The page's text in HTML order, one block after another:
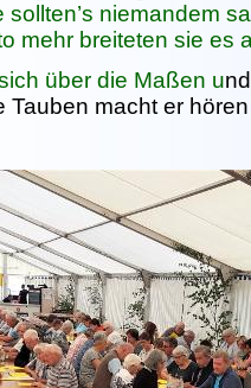
niemandem
mehr breiteten sie es
über die Maßen u
Tauben macht er